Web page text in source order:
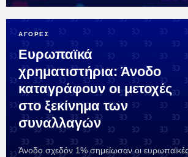
ΑΓΟΡΕΣ
Ευρωπαϊκά
χρηματιστήρια: Άνοδο
καταγράφουν οι μετοχές
στο ξεκίνημα των
συναλλαγών
Άνοδο σχεδόν 1% σημείωσαν οι